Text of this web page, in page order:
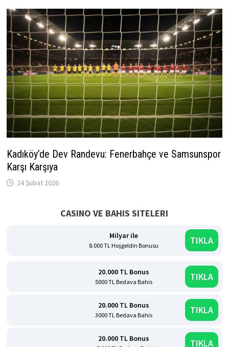
Kadıköy’de Dev Randevu: Fenerbahçe ve Samsunspor
Karşı Karşıya
24 Şubat 2026
CASINO VE BAHIS SITELERI
Milyar ile
8.000 TL Hoşgeldin Bonusu TIKLA
20.000 TL Bonus
5000 TL Bedava Bahis TIKLA
20.000 TL Bonus
3000 TL Bedava Bahis TIKLA
20.000 TL Bonus TIKLA